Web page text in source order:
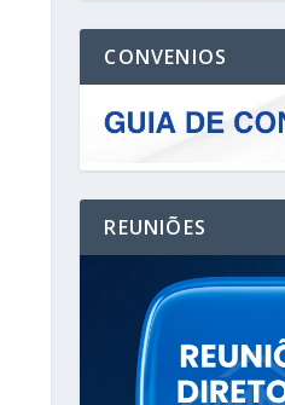
CONVENIOS
REUNIÕES